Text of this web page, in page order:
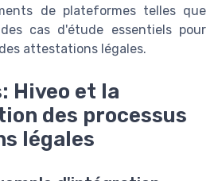
de plateformes telles que
cas d'étude essentiels pour
attestations légales.
Hiveo et la
des processus
légales